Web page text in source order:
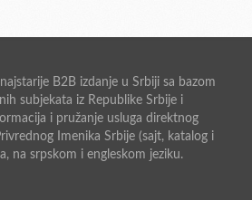
B2B izdanje u Srbiji sa bazom
subjekata iz Republike Srbije i
i pružanje usluga direktnog
Imenika Srbije (sajt, katalog i
na srpskom i engleskom jeziku.